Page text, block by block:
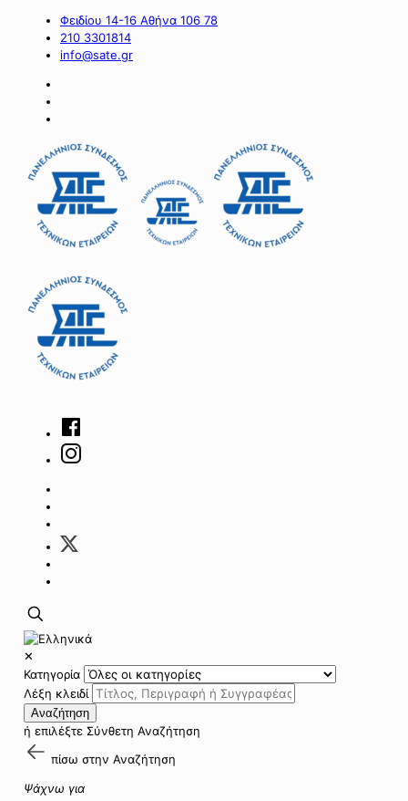
Φειδίου 14-16 Αθήνα 106 78
210 3301814
info@sate.gr
✕
Κατηγορία
Λέξη κλειδί
Αναζήτηση
ή επιλέξτε Σύνθετη Αναζήτηση
πίσω στην Αναζήτηση
Ψάχνω για